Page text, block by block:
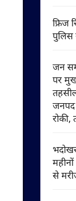
फ्रिज
पुलिस
जन
पर
जनपद
रोकी,
से